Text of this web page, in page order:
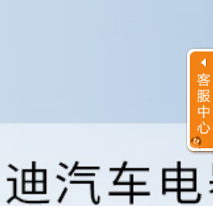
客服工作时间
周一至周日